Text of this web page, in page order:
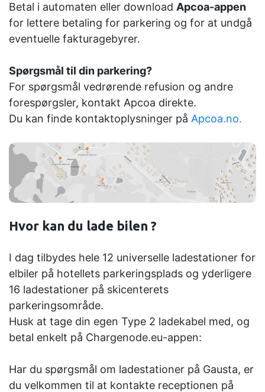
Betal i automaten eller download Apcoa-appen
for lettere betaling for parkering og for at undgå
eventuelle fakturagebyrer.
Spørgsmål til din parkering?
For spørgsmål vedrørende refusion og andre
forespørgsler, kontakt Apcoa direkte.
Du kan finde kontaktoplysninger på Apcoa.no.
Hvor kan du lade bilen ?
I dag tilbydes hele 12 universelle ladestationer for
elbiler på hotellets parkeringsplads og yderligere
16 ladestationer på skicenterets
parkeringsområde.
Husk at tage din egen Type 2 ladekabel med, og
betal enkelt på Chargenode.eu-appen:
Har du spørgsmål om ladestationer på Gausta, er
du velkommen til at kontakte receptionen på